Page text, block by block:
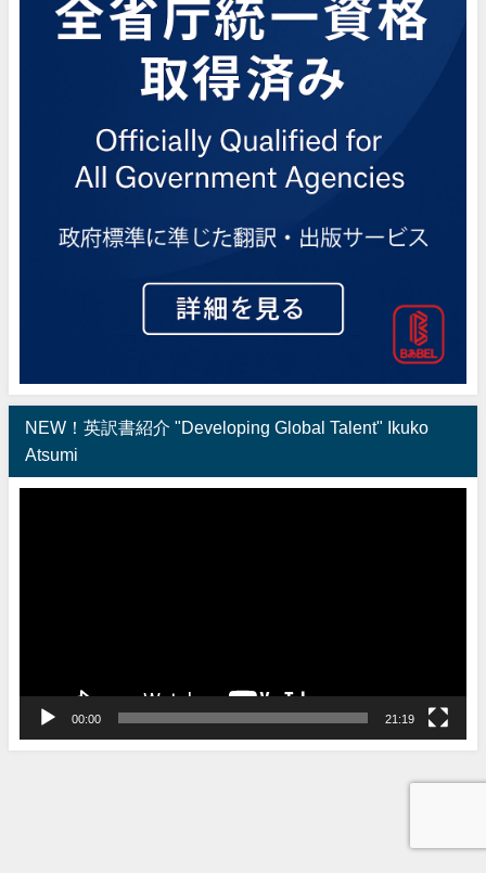
NEW！英訳書紹介 "Developing Global Talent" Ikuko
Atsumi
00:00 21:19